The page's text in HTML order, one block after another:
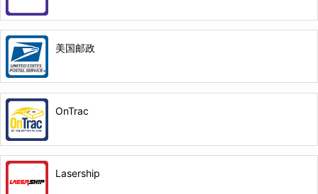
美国邮政
OnTrac
Lasership